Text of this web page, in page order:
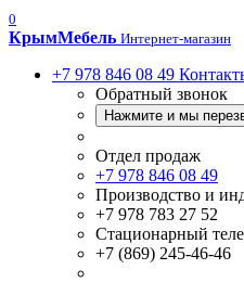
0
КрымМебель Интернет-магазин
+7 978 846 08 49
Обратный звонок
Нажмите и мы
Отдел продаж
+7 978 846 08 49
Производство и
+7 978 783 27 52
Стационарный
+7 (869) 245-46-46